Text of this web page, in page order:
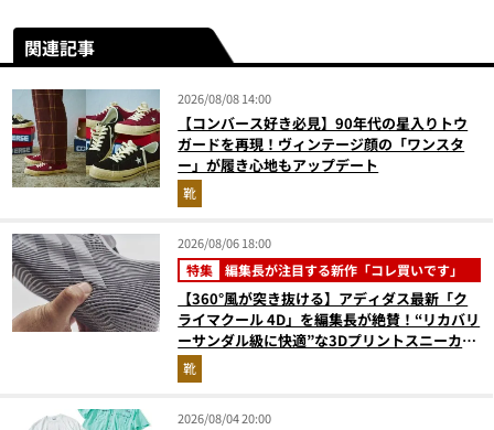
関連記事
2026/08/08 14:00
【コンバース好き必見】90年代の星入りトウ
ガードを再現！ヴィンテージ顔の「ワンスタ
ー」が履き心地もアップデート
靴
2026/08/06 18:00
特集 編集長が注目する新作「コレ買いです」
【360°風が突き抜ける】アディダス最新「ク
ライマクール 4D」を編集長が絶賛！“リカバリ
ーサンダル級に快適”な3Dプリントスニーカー
『コレ買いです』Vol.173
靴
2026/08/04 20:00